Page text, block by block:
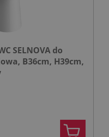
SELNOVA do
B36cm, H39cm,